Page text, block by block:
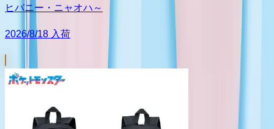
ヒバニー・ニャオハ～
2026/8/18 入荷